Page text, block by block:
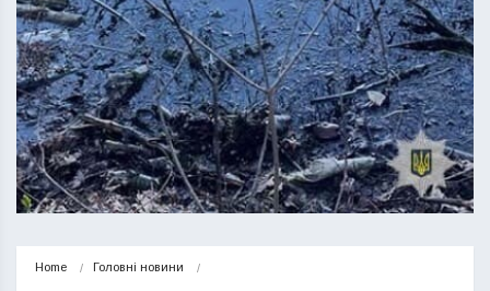
Home Головні новини